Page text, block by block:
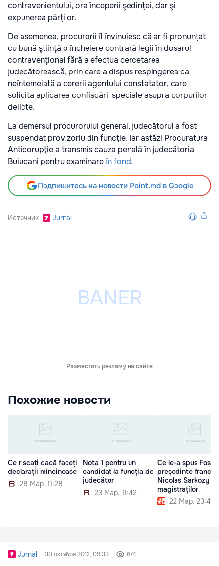
contravenientului, ora începerii şedinţei, dar şi
expunerea părţilor.
De asemenea, procurorii îl învinuiesc că ar fi pronunţat
cu bună ştiinţă o încheiere contrară legii în dosarul
contravenţional fără a efectua cercetarea
judecătorească, prin care a dispus respingerea ca
neîntemeiată a cererii agentului constatator, care
solicita aplicarea confiscării speciale asupra corpurilor
delicte.
La demersul procurorului general, judecătorul a fost
suspendat provizoriu din funcţie, iar astăzi Procuratura
Anticorupţie a transmis cauza penală în judecătoria
Buiucani pentru examinareîn fond.
Подпишитесь на новости Point.md в Google
Источник Jurnal
Разместить рекламу на сайте
Похожие новости
Ce riscați dacă faceți
declarații mincinoase
28 Мар. 11:28
Nota 1 pentru un
candidat la funcția de
judecător
23 Мар. 11:42
Ce le-a spus Fostul
președinte francez
Nicolas Sarkozy
magistraților
22 Мар. 23:45
Jurnal 30 октября 2012, 09:33 674